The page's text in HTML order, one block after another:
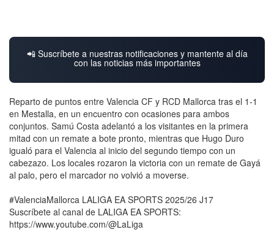
📲 Suscríbete a nuestras notificaciones y mantente al día
con las noticias más importantes
Reparto de puntos entre Valencia CF y RCD Mallorca tras el 1-1
en Mestalla, en un encuentro con ocasiones para ambos
conjuntos. Samú Costa adelantó a los visitantes en la primera
mitad con un remate a bote pronto, mientras que Hugo Duro
igualó para el Valencia al inicio del segundo tiempo con un
cabezazo. Los locales rozaron la victoria con un remate de Gayá
al palo, pero el marcador no volvió a moverse.
#ValenciaMallorca LALIGA EA SPORTS 2025/26 J17
Suscríbete al canal de LALIGA EA SPORTS:
https://www.youtube.com/@LaLiga